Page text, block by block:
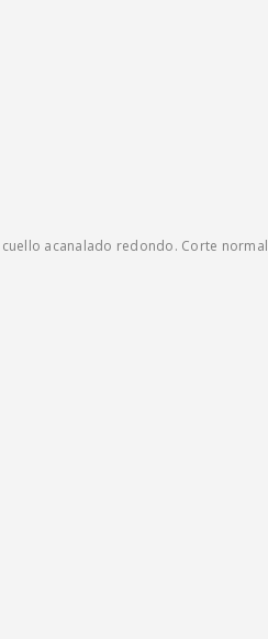
acanalado redondo. Corte normal